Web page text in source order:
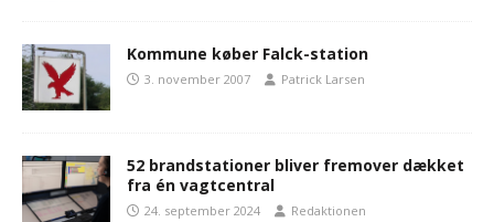
Kommune køber Falck-station
3. november 2007 Patrick Larsen
52 brandstationer bliver fremover dækket
fra én vagtcentral
24. september 2024 Redaktionen